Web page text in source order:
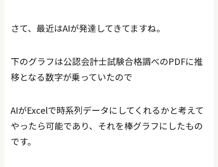
さて、最近はAIが発達してきてますね。
下のグラフは公認会計士試験合格調べのPDFに推
移となる数字が乗っていたので
AIがExcelで時系列データにしてくれるかと考えて
やったら可能であり、それを棒グラフにしたもの
です。